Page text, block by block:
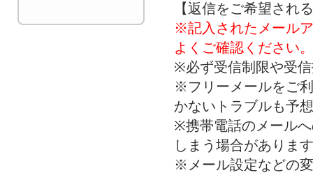
【返信をご希望され
※記入されたメール
よくご確認ください。
※必ず受信制限や受
※フリーメールをご
かないトラブルも予
※携帯電話のメール
しまう場合がありま
※メール設定などの